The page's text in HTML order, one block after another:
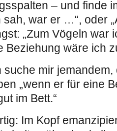
– und finde
sah, war er …“, oder
„Zum Vögeln war
Beziehung wäre ich
suche mir
„wenn er für eine
im Bett.“
Im Kopf